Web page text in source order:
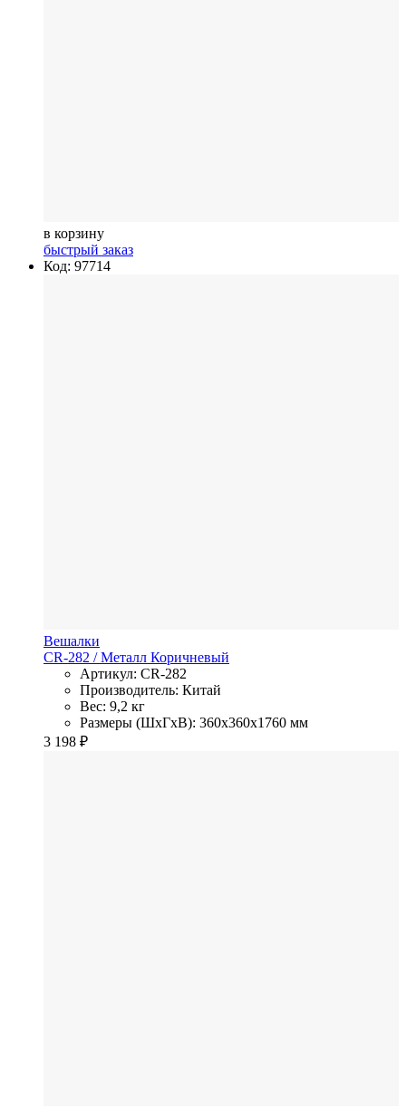
в корзину
быстрый заказ
Код: 97714
Вешалки
CR-282 / Металл Коричневый
Артикул: CR-282
Производитель: Китай
Вес: 9,2 кг
Размеры (ШхГхВ): 360x360x1760 мм
3 198 ₽